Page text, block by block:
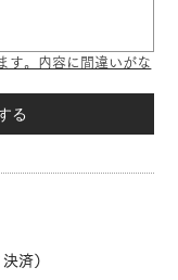
す。内容に間違いがな
る
済）